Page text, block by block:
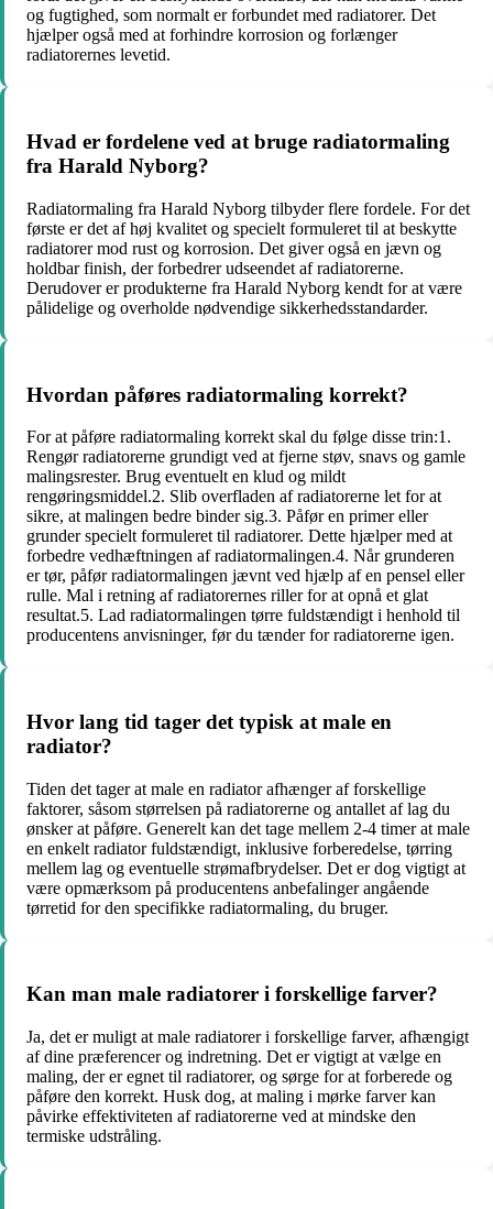
og fugtighed, som normalt er forbundet med radiatorer. Det
hjælper også med at forhindre korrosion og forlænger
radiatorernes levetid.
Hvad er fordelene ved at bruge radiatormaling
fra Harald Nyborg?
Radiatormaling fra Harald Nyborg tilbyder flere fordele. For det
første er det af høj kvalitet og specielt formuleret til at beskytte
radiatorer mod rust og korrosion. Det giver også en jævn og
holdbar finish, der forbedrer udseendet af radiatorerne.
Derudover er produkterne fra Harald Nyborg kendt for at være
pålidelige og overholde nødvendige sikkerhedsstandarder.
Hvordan påføres radiatormaling korrekt?
For at påføre radiatormaling korrekt skal du følge disse trin:1.
Rengør radiatorerne grundigt ved at fjerne støv, snavs og gamle
malingsrester. Brug eventuelt en klud og mildt
rengøringsmiddel.2. Slib overfladen af radiatorerne let for at
sikre, at malingen bedre binder sig.3. Påfør en primer eller
grunder specielt formuleret til radiatorer. Dette hjælper med at
forbedre vedhæftningen af radiatormalingen.4. Når grunderen
er tør, påfør radiatormalingen jævnt ved hjælp af en pensel eller
rulle. Mal i retning af radiatorernes riller for at opnå et glat
resultat.5. Lad radiatormalingen tørre fuldstændigt i henhold til
producentens anvisninger, før du tænder for radiatorerne igen.
Hvor lang tid tager det typisk at male en
radiator?
Tiden det tager at male en radiator afhænger af forskellige
faktorer, såsom størrelsen på radiatorerne og antallet af lag du
ønsker at påføre. Generelt kan det tage mellem 2-4 timer at male
en enkelt radiator fuldstændigt, inklusive forberedelse, tørring
mellem lag og eventuelle strømafbrydelser. Det er dog vigtigt at
være opmærksom på producentens anbefalinger angående
tørretid for den specifikke radiatormaling, du bruger.
Kan man male radiatorer i forskellige farver?
Ja, det er muligt at male radiatorer i forskellige farver, afhængigt
af dine præferencer og indretning. Det er vigtigt at vælge en
maling, der er egnet til radiatorer, og sørge for at forberede og
påføre den korrekt. Husk dog, at maling i mørke farver kan
påvirke effektiviteten af radiatorerne ved at mindske den
termiske udstråling.